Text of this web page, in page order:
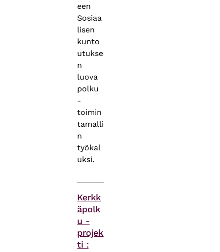
een
Sosiaa
lisen
kunto
utukse
n
luova
polku
-
toimin
tamalli
n
työkal
uksi.
Kerkk
äpolk
u -
projek
ti :